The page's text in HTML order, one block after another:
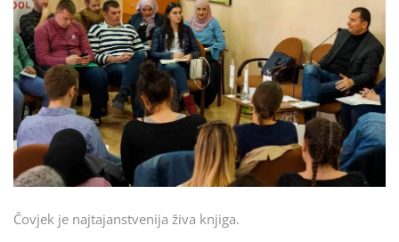
Čovjek je najtajanstvenija živa knjiga.